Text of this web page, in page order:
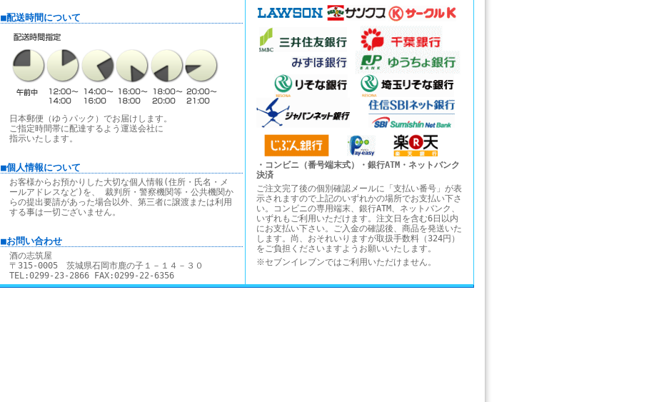
■配送時間について
日本郵便（ゆうパック）でお届けします。
ご指定時間帯に配達するよう運送会社に
指示いたします。
■個人情報について
お客様からお預かりした大切な個人情報(住所・氏名・メ
ールアドレスなど)を、 裁判所・警察機関等・公共機関か
らの提出要請があった場合以外、第三者に譲渡または利用
する事は一切ございません。
■お問い合わせ
酒の志筑屋
〒315-0005 茨城県石岡市鹿の子１－１４－３０
TEL:0299-23-2866 FAX:0299-22-6356
・コンビニ（番号端末式）・銀行ATM・ネットバンク
決済
ご注文完了後の個別確認メールに「支払い番号」が表
示されますので上記のいずれかの場所でお支払い下さ
い。コンビニの専用端末、銀行ATM、ネットバンク、
いずれもご利用いただけます。注文日を含む6日以内
にお支払い下さい。ご入金の確認後、商品を発送いた
します。尚、おそれいりますが取扱手数料（324円）
をご負担くださいますようお願いいたします。
※セブンイレブンではご利用いただけません。